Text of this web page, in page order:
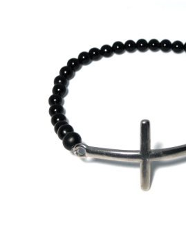
hvězdiček.